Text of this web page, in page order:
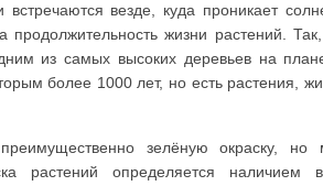
вез­де, куда проникает
жизни растений.
из самых высоких деревьев на
более 1000 лет, но есть растения,
зелё­ную окраску, но
растений определяется наличием